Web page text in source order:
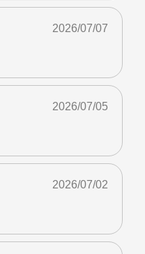
2026/07/07
2026/07/05
2026/07/02